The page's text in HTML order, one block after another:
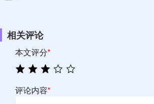
相关评论
本文评分*
评论内容*